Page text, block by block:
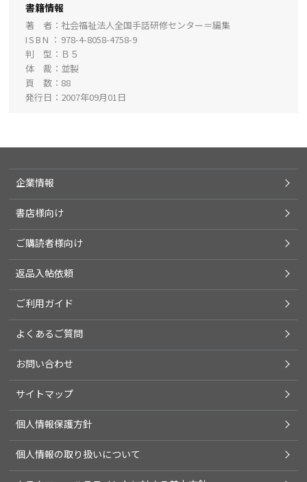
書籍情報
著 者
社会福祉法人全国手話研修センター＝編集
ISBN
978-4-8058-4758-9
判 型
Ｂ５
体 裁
並製
頁 数
88
発行日
2007年09月01日
企業情報
書店様向け
ご購読者様向け
返品入帖依頼
ご利用ガイド
よくあるご質問
お問い合わせ
サイトマップ
個人情報保護方針
個人情報の取り扱いについて